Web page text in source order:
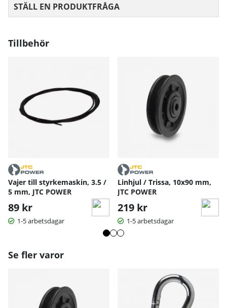
STÄLL EN PRODUKTFRÅGA
Tillbehör
Vajer till styrkemaskin, 3.5 /
5 mm, JTC POWER
89 kr
1-5 arbetsdagar
Linhjul / Trissa, 10x90 mm,
JTC POWER
219 kr
1-5 arbetsdagar
Se fler varor